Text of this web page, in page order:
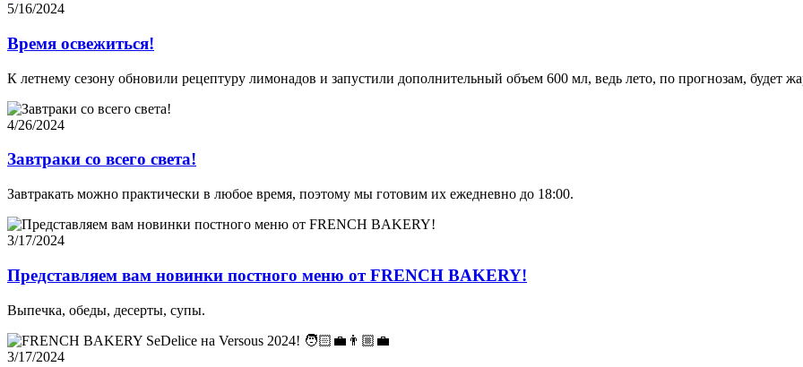
5/16/2024
Время освежиться!
К летнему сезону обновили рецептуру лимонадов и запустили дополнительный объем 600 мл, ведь лето, по прогнозам, будет
4/26/2024
Завтраки со всего света!
Завтракать можно практически в любое время, поэтому мы готовим их ежедневно до 18:00.
3/17/2024
Представляем вам новинки постного меню от FRENCH BAKERY!
Выпечка, обеды, десерты, супы.
3/17/2024